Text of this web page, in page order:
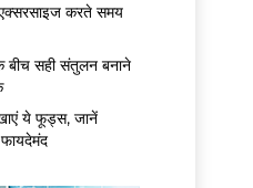
एक्सरसाइज करते समय
सही संतुलन बनाने
ये फूड्स, जानें